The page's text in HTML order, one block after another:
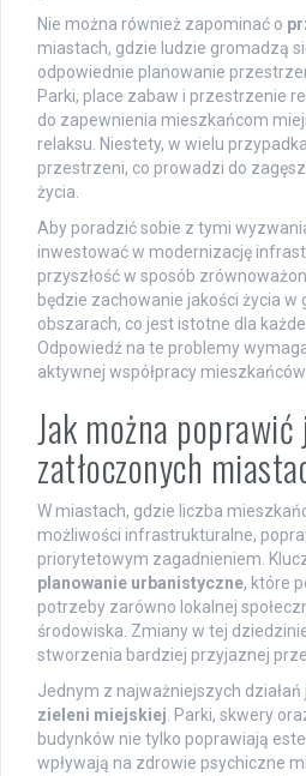
Nie można również zapominać o
miastach, gdzie ludzie gromadzą
odpowiednie planowanie
Parki, place zabaw i przestrzenie
do zapewnienia mieszkańcom
relaksu. Niestety, w wielu
przestrzeni, co prowadzi do
życia.
Aby poradzić sobie z tymi
inwestować w modernizację
przyszłość w sposób
będzie zachowanie jakości życia w
obszarach, co jest istotne dla
Odpowiedź na te problemy
aktywnej współpracy
Jak można
zatłoczonych
W miastach, gdzie liczba
możliwości infrastrukturalne,
priorytetowym zagadnieniem.
planowanie urbanistyczne, które
potrzeby zarówno lokalnej
środowiska. Zmiany w tej
stworzenia bardziej przyjaznej
Jednym z najważniejszych
zieleni miejskiej. Parki, skwery
budynków nie tylko poprawiają
wpływają na zdrowie psychiczne